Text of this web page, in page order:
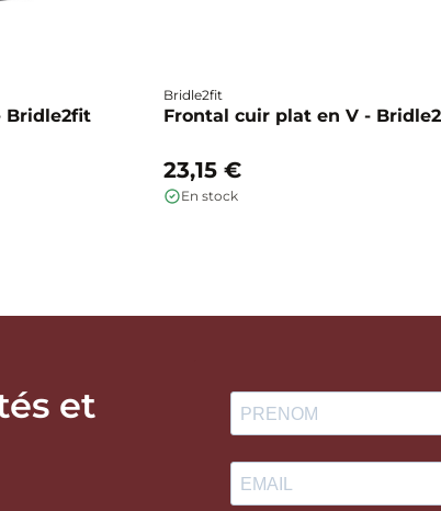
Bridle2fit
Bridle2fit
Frontal cuir plat en V -
23,15 €
En stock
et